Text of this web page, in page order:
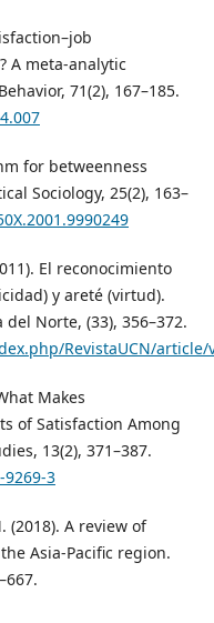
A meta-analytic
71(2), 167–185.
for betweenness
Sociology, 25(2), 163–
El reconocimiento
y areté (virtud).
Norte, (33), 356–372.
RevistaUCN/article/
Makes
of Satisfaction Among
13(2), 371–387.
3
(2018). A review of
Asia-Pacific region.